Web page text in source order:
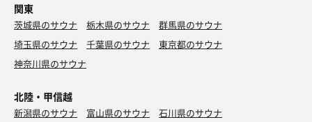
関東
茨城県のサウナ 栃木県のサウナ
群馬県のサウナ
埼玉県のサウナ
千葉県のサウナ
東京都のサウナ
神奈川県のサウナ
北陸・甲信越
新潟県のサウナ 富山県のサウナ
石川県のサウナ